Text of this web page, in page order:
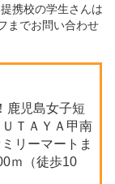
携校の学生さんは
までお問い合わせ
鹿児島女子短
ＴＡＹＡ甲南
リーマートま
ｍ（徒歩10